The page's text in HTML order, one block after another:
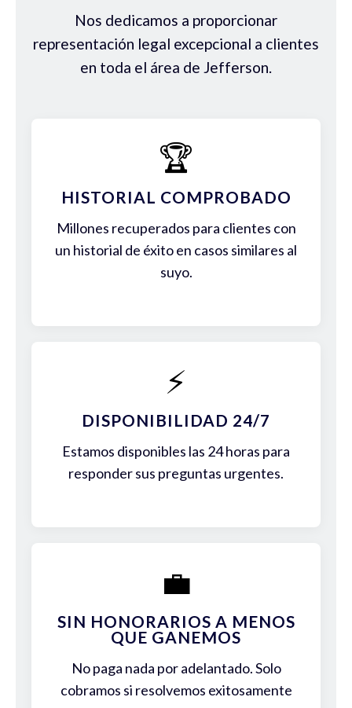
Nos dedicamos a proporcionar
representación legal excepcional a clientes
en toda el área de Jefferson.
🏆
HISTORIAL COMPROBADO
Millones recuperados para clientes con
un historial de éxito en casos similares al
suyo.
⚡
DISPONIBILIDAD 24/7
Estamos disponibles las 24 horas para
responder sus preguntas urgentes.
💼
SIN HONORARIOS A MENOS
QUE GANEMOS
No paga nada por adelantado. Solo
cobramos si resolvemos exitosamente